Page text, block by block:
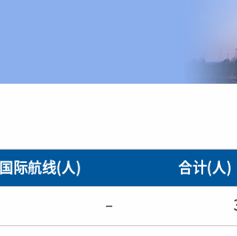
国际航线(人) 合计(人)
–